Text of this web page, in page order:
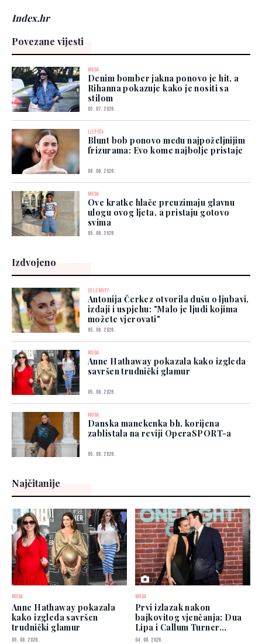
Index.hr
Povezane vijesti
MODA
Denim bomber jakna ponovo je hit, a
Rihanna pokazuje kako je nositi sa
stilom
05. 07. 2026.
LJEPOTA
Blunt bob ponovo među najpoželjnijim
frizurama: Evo kome najbolje pristaje
08. 06. 2026.
MODA
Ove kratke hlače preuzimaju glavnu
ulogu ovog ljeta, a pristaju gotovo
svima
05. 06. 2026.
Izdvojeno
CELEBRITY
Antonija Čerkez otvorila dušu o ljubavi,
izdaji i uspjehu: "Malo je ljudi kojima
možete vjerovati"
05. 08. 2026.
MODA
Anne Hathaway pokazala kako izgleda
savršen trudnički glamur
05. 08. 2026.
MODA
Danska manekenka bh. korijena
zablistala na reviji OperaSPORT-a
05. 08. 2026.
Najčitanije
MODA
Anne Hathaway pokazala
kako izgleda savršen
trudnički glamur
05. 08. 2026.
MODA
Prvi izlazak nakon
bajkovitog vjenčanja: Dua
Lipa i Callum Turner
zablistali u New Yorku
04. 08. 2026.